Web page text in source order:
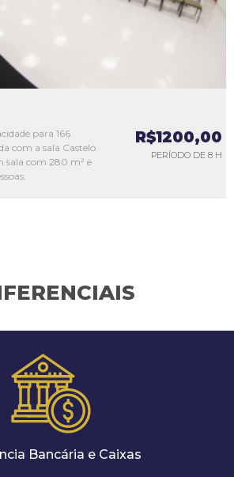
para 166
com a sala Castelo
sala com 280 m² e
R$1200,00
PERÍODO DE 8 H
Bancária e Caixas